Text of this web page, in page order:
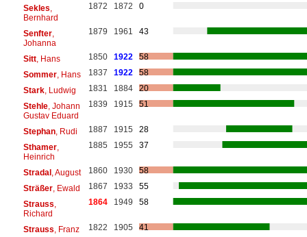
Sekles
Bernhard
1872 1872 0
Senfter,
Johanna
1879 1961 43
Sitt, Hans 1850 1922
58
Sommer, Hans 1837 1922
58
Stark, Ludwig 1831 1884
20
Stehle, Johann
Gustav Eduard
1839 1915 51
Stephan, Rudi 1887 1915
28
Sthamer,
Heinrich
1885 1955 37
Stradal, August 1860 1930
58
Sträßer, Ewald 1867 1933
55
Strauss
Richard
1864 1949 58
Strauss , Franz 1822 1905
41